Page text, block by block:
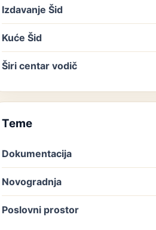
Izdavanje Šid
Kuće Šid
Širi centar vodič
Teme
Dokumentacija
Novogradnja
Poslovni prostor